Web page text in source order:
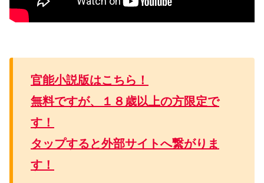
官能小説版はこちら！
無料ですが、１８歳以上の方限定で
す！
タップすると外部サイトへ繋がりま
す！